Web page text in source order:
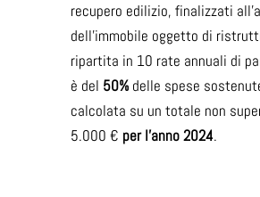
recupero edilizio, finalizzati
dell’immobile oggetto di
ripartita in 10 rate annuali di
è del 50% delle spese
calcolata su un totale non
5.000 € per l’anno 2024.